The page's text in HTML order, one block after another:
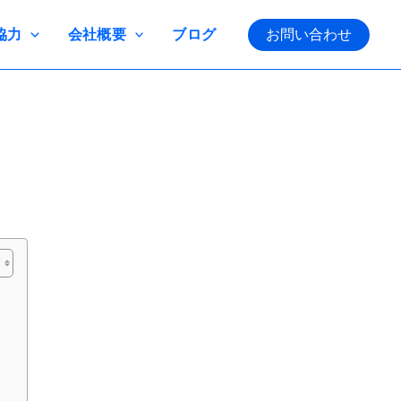
力 会社概要 ブログ お問い合わせ